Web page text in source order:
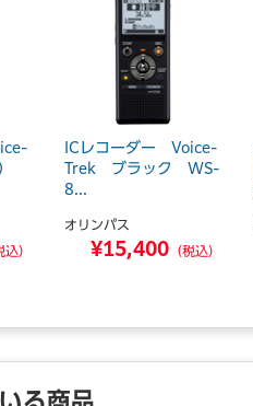
）
込）
ICレコーダー Voice-
Trek ブラック WS-
8...
オリンパス
¥15,400 （税込）